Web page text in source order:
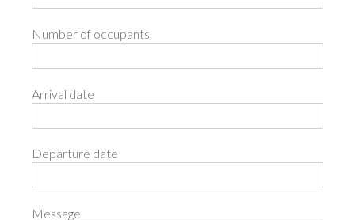
Number of occupants
Arrival date
Departure date
Message